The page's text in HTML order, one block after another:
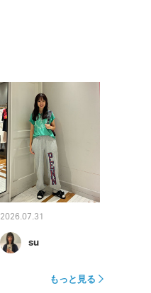
2026.07.31
su
もっと見る